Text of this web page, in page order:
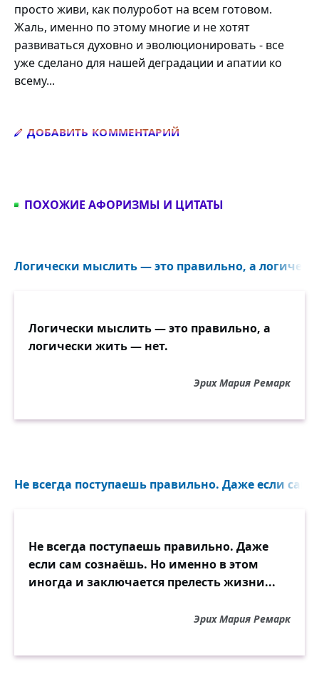
просто живи, как полуробот на всем готовом.
Жаль, именно по этому многие и не хотят
развиваться духовно и эволюционировать - все
уже сделано для нашей деградации и апатии ко
всему...
ДОБАВИТЬ КОММЕНТАРИЙ
ПОХОЖИЕ АФОРИЗМЫ И ЦИТАТЫ
Логически мыслить — это правильно, а
Логически мыслить — это правильно, а
логически жить — нет.
Эрих Мария Ремарк
Не всегда поступаешь правильно. Даже если сам
Не всегда поступаешь правильно. Даже
если сам сознаёшь. Но именно в этом
иногда и заключается прелесть жизни...
Эрих Мария Ремарк